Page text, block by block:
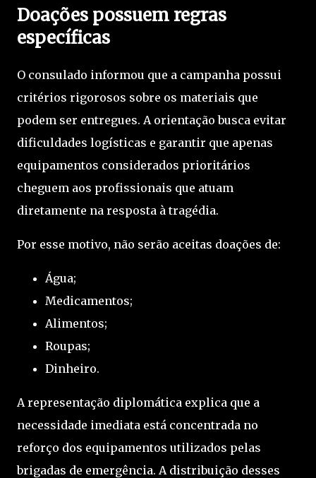
Doações possuem regras
específicas
O consulado informou que a campanha possui
critérios rigorosos sobre os materiais que
podem ser entregues. A orientação busca evitar
dificuldades logísticas e garantir que apenas
equipamentos considerados prioritários
cheguem aos profissionais que atuam
diretamente na resposta à tragédia.
Por esse motivo, não serão aceitas doações de:
Água;
Medicamentos;
Alimentos;
Roupas;
Dinheiro.
A representação diplomática explica que a
necessidade imediata está concentrada no
reforço dos equipamentos utilizados pelas
brigadas de emergência. A distribuição desses